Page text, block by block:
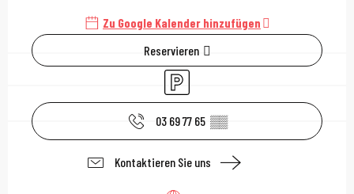
Zu Google Kalender hinzufügen
Reservieren
Parkplatz
03 69 77 65 ▒▒
Kontaktieren Sie uns